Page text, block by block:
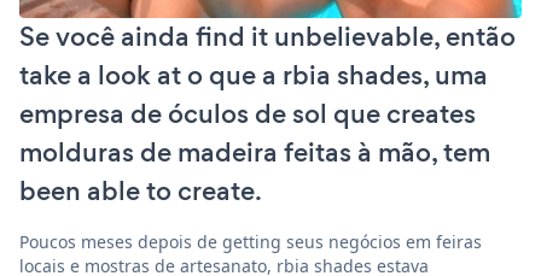
Se você ainda find it unbelievable, então
take a look at o que a rbia shades, uma
empresa de óculos de sol que creates
molduras de madeira feitas à mão, tem
been able to create.
Poucos meses depois de getting seus negócios em feiras
locais e mostras de artesanato, rbia shades estava